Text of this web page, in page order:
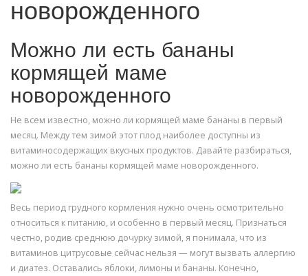
новорожденного
Можно ли есть бананы
кормящей маме
новорожденного
Не всем известно, можно ли кормящей маме бананы в первый
месяц. Между тем зимой этот плод наиболее доступны из
витаминосодержащих вкусных продуктов. Давайте разбираться,
можно ли есть бананы кормящей маме новорожденного.
Весь период грудного кормления нужно очень осмотрительно
относиться к питанию, и особенно в первый месяц. Признаться
честно, родив среднюю дочурку зимой, я понимала, что из
витаминов цитрусовые сейчас нельзя — могут вызвать аллергию
и диатез. Оставались яблоки, лимоны и бананы. Конечно,